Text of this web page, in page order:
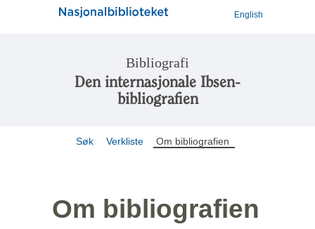
English
Bibliografi
Den internasjonale Ibsen-
bibliografien
Søk Verkliste Om bibliografien
Om bibliografien